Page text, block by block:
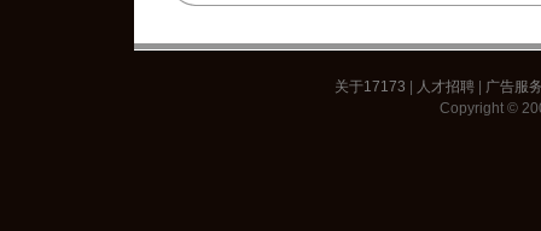
关于17173 人才招聘
广告服
Copyright ©